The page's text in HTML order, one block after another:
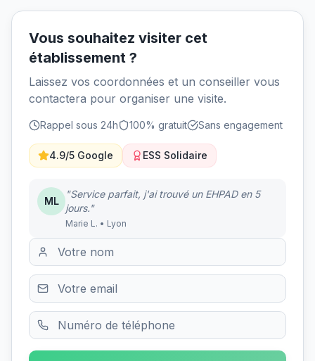
Vous souhaitez visiter cet
établissement ?
Laissez vos coordonnées et un conseiller vous
contactera pour organiser une visite.
Rappel sous 24h 100% gratuit Sans engagement
4.9/5 Google ESS Solidaire
ML
"Service parfait, j'ai trouvé un EHPAD en 5
jours."
Marie L. • Lyon